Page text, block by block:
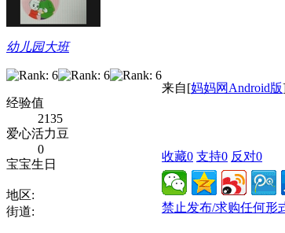
幼儿园大班
经验值
2135
爱心活力豆
0
宝宝生日
地区:
街道:
来自[妈妈网Android版
收藏0 支持0 反对0
禁止发布/求购任何形